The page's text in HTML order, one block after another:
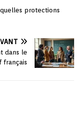
protections
dans le
français